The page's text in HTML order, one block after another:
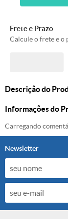
Frete e Prazo
Calcule o frete e o
Descrição do
Informações do
Carregando
Newsletter